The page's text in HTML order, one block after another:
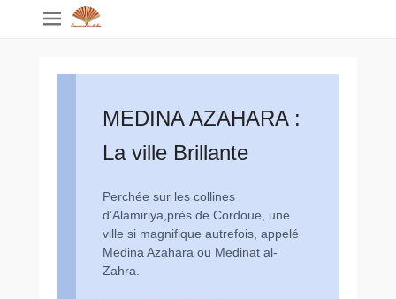
MEDINA AZAHARA :
La ville Brillante
Perchée sur les collines
d’Alamiriya,près de Cordoue, une
ville si magnifique autrefois, appelé
Medina Azahara ou Medinat al-
Zahra.